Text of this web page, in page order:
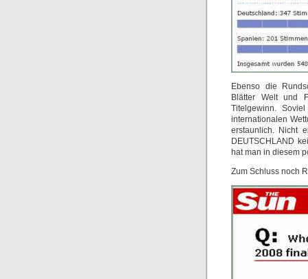
Ebenso die
Blätter Welt und
Titelgewinn.
internationalen
erstaunlich. Nicht
DEUTSCHLAND
hat man in diesem
Zum Schluss noch